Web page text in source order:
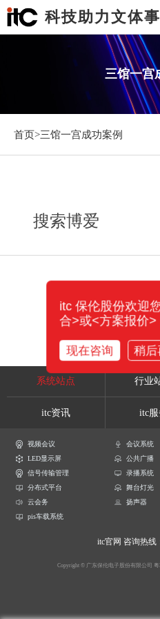
科技助力文体
三馆一宫
首页>三馆一宫成功案例
搜索博爱
系统站点 行业
itc资讯 itc服
视频会议 会议系统
LED显示屏
公共广播
信号传输管理
录播系统
分布式平台
舞台灯光
云会务
扬声器
pis车载系统
itc官网 咨询热线
Copyright © 广东保伦电子股份有限公司 粤
itc 保伦股份欢迎
合>或<方案报价>
现在咨询 稍